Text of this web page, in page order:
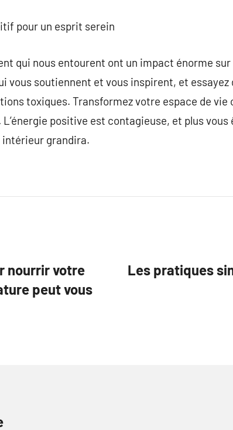
pour un esprit serein
qui nous entourent ont un impact énorme
vous soutiennent et vous inspirent, et
toxiques. Transformez votre espace de vie
positive est contagieuse, et plus
grandira.
nourrir votre
peut vous
Les pratiques